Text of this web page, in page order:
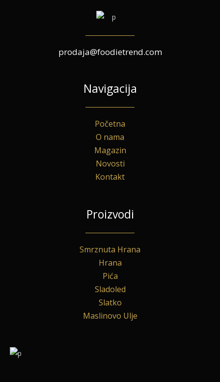
prodaja@foodietrend.com
Navigacija
Početna
O nama
Magazin
Novosti
Kontakt
Proizvodi
Smrznuta Hrana
Hrana
Pića
Sladoled
Slatko
Maslinovo Ulje